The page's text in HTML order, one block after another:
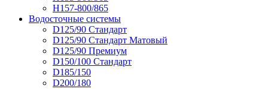
Н157-800/865
Водосточные системы
D125/90 Стандарт
D125/90 Стандарт Матовый
D125/90 Премиум
D150/100 Стандарт
D185/150
D200/180